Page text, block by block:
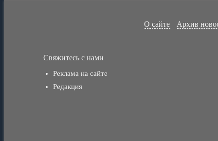
О сайте Архив
Свяжитесь с нами
Реклама на сайте
Редакция